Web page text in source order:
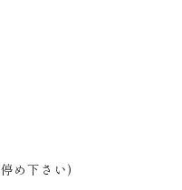
め下さい)